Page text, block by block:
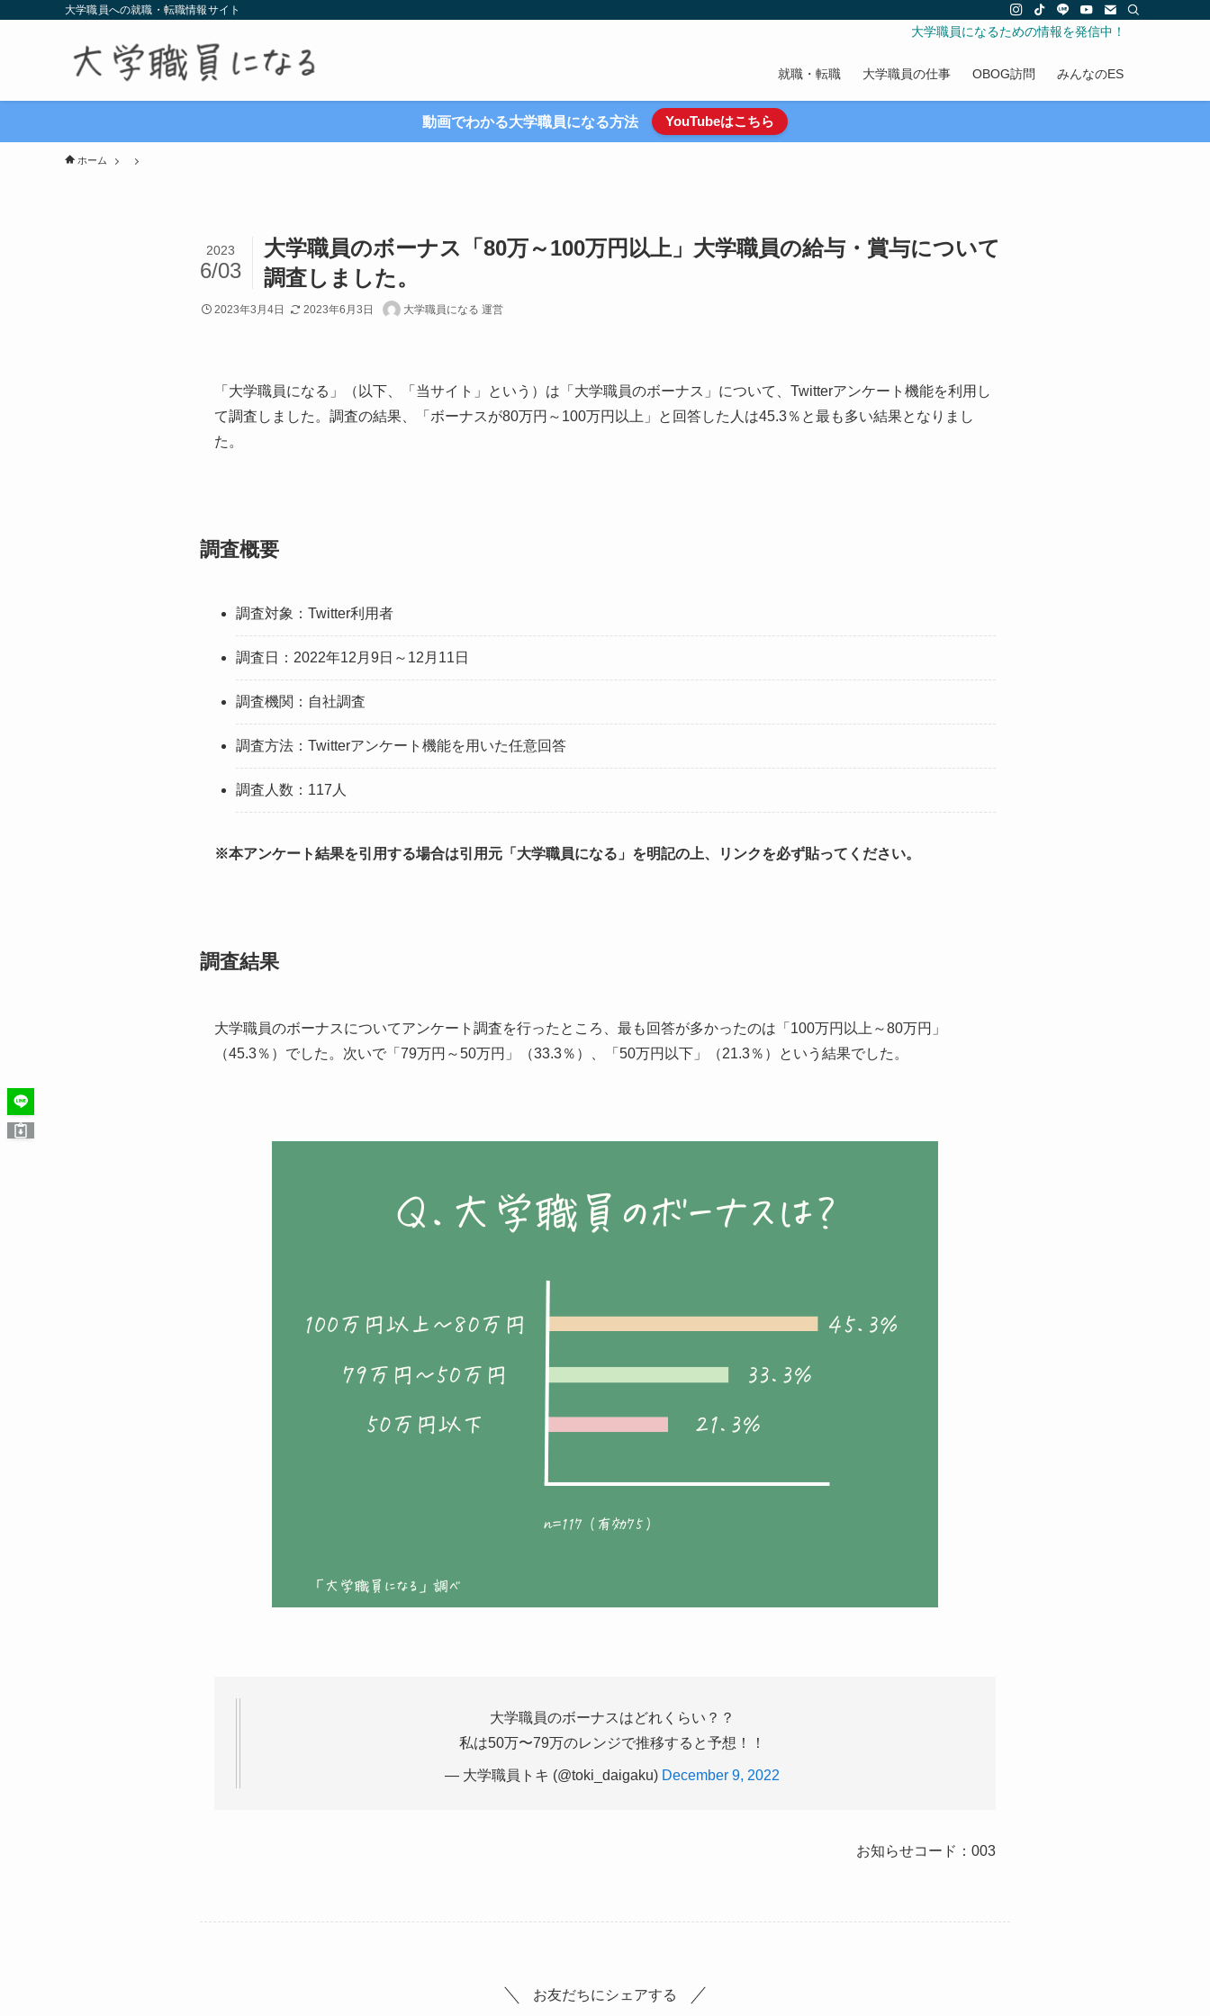
大学職員への就職・転職情報サイト
就職・転職 大学職員の仕事 OBOG訪問 みんなのES
大学職員になるための情報を発信中！
動画でわかる大学職員になる方法 YouTubeはこちら
ホーム
大学職員のボーナス「80万～100万円以上」大学職員の給与・賞与について
調査しました。
2023
6/03
2023年3月4日 2023年6月3日 大学職員になる 運営
「大学職員になる」（以下、「当サイト」という）は「大学職員のボーナス」について、Twitterアンケート機能を利用し
て調査しました。調査の結果、「ボーナスが80万円～100万円以上」と回答した人は45.3％と最も多い結果となりまし
た。
調査概要
調査対象：Twitter利用者
調査日：2022年12月9日～12月11日
調査機関：自社調査
調査方法：Twitterアンケート機能を用いた任意回答
調査人数：117人
※本アンケート結果を引用する場合は引用元「大学職員になる」を明記の上、リンクを必ず貼ってください。
調査結果
大学職員のボーナスについてアンケート調査を行ったところ、最も回答が多かったのは「100万円以上～80万円」
（45.3％）でした。次いで「79万円～50万円」（33.3％）、「50万円以下」（21.3％）という結果でした。
大学職員のボーナスはどれくらい？？
私は50万〜79万のレンジで推移すると予想！！
— 大学職員トキ (@toki_daigaku) December 9, 2022
お知らせコード：003
お友だちにシェアする